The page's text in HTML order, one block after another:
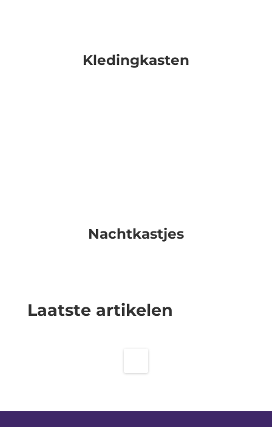
Kledingkasten
Nachtkastjes
Laatste artikelen